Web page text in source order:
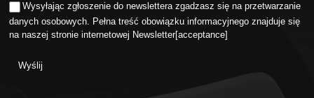
Wysyłając zgłoszenie do newslettera zgadzasz się na przetwarzanie
danych osobowych. Pełna treść obowiązku informacyjnego znajduje się
na naszej stronie internetowej Newsletter[acceptance]